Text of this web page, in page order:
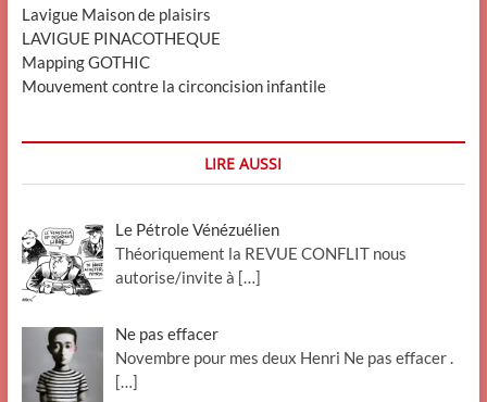
Lavigue Maison de plaisirs
LAVIGUE PINACOTHEQUE
Mapping GOTHIC
Mouvement contre la circoncision infantile
LIRE AUSSI
Le Pétrole Vénézuélien
Théoriquement la REVUE CONFLIT nous
autorise/invite à […]
Ne pas effacer
Novembre pour mes deux Henri Ne pas effacer .
[…]